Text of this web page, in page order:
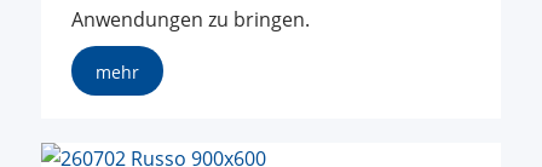
Anwendungen zu bringen.
mehr